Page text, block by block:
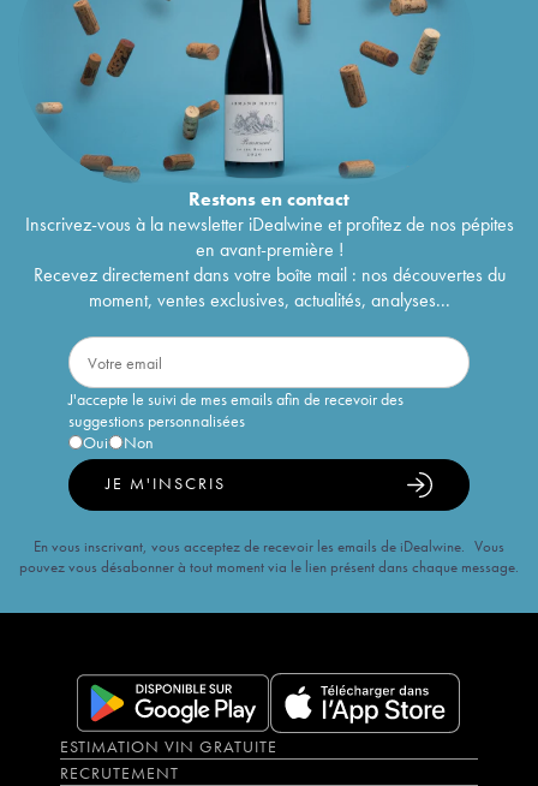
Restons encontact
Inscrivez-vous à la newsletter iDealwine et profitez de nos pépites
en avant-première !
Recevez directement dans votre boîte mail : nos découvertes du
moment, ventes exclusives, actualités, analyses...
J'accepte le suivi de mes emails afin de recevoir des
suggestions personnalisées
Oui
Non
JE M'INSCRIS
En vous inscrivant, vous acceptez de recevoir les emails de iDealwine. Vous
pouvez vous désabonner à tout moment via le lien présent dans chaque message.
ESTIMATION VIN GRATUITE
RECRUTEMENT